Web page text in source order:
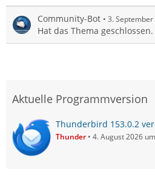
Community-Bot 3.
Hat das Thema geschlossen.
Aktuelle Programmversion
Thunderbird 153.0.2
Thunder 4. August 2026